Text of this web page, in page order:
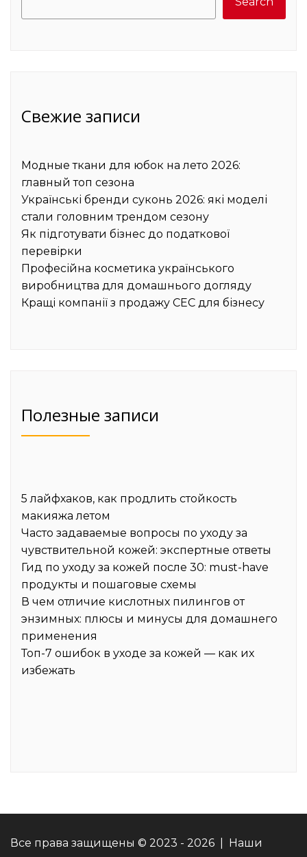
Свежие записи
Модные ткани для юбок на лето 2026:
главный топ сезона
Українські бренди суконь 2026: які моделі
стали головним трендом сезону
Як підготувати бізнес до податкової
перевірки
Професійна косметика українського
виробництва для домашнього догляду
Кращі компанії з продажу СЕС для бізнесу
Полезные записи
5 лайфхаков, как продлить стойкость
макияжа летом
Часто задаваемые вопросы по уходу за
чувствительной кожей: экспертные ответы
Гид по уходу за кожей после 30: must-have
продукты и пошаговые схемы
В чем отличие кислотных пилингов от
энзимных: плюсы и минусы для домашнего
применения
Топ-7 ошибок в уходе за кожей — как их
избежать
Все права защищены © 2023 - 2026 | Наши